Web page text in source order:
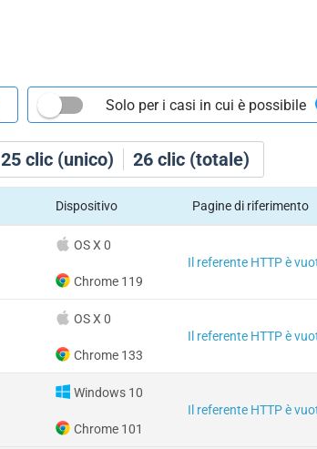
25 clic (unico) 26 clic (totale)
Solo per i casi in cui è possibile
Dispositivo Pagine di riferimento
OS X 0
Chrome 119
Il referente HTTP è
OS X 0
Chrome 133
Il referente HTTP è
Windows 10
Chrome 101
Il referente HTTP è